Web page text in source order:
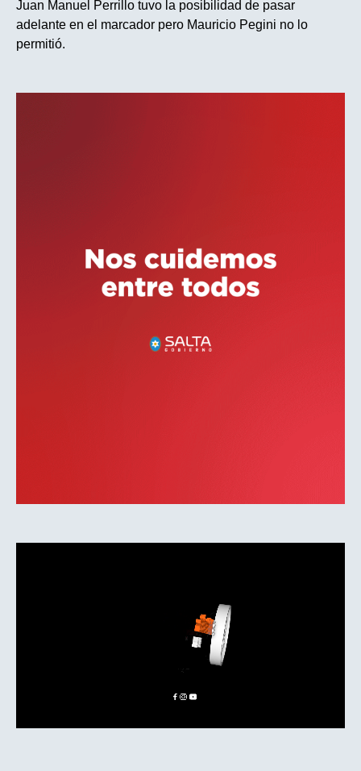
Juan Manuel Perrillo tuvo la posibilidad de pasar
adelante en el marcador pero Mauricio Pegini no lo
permitió.